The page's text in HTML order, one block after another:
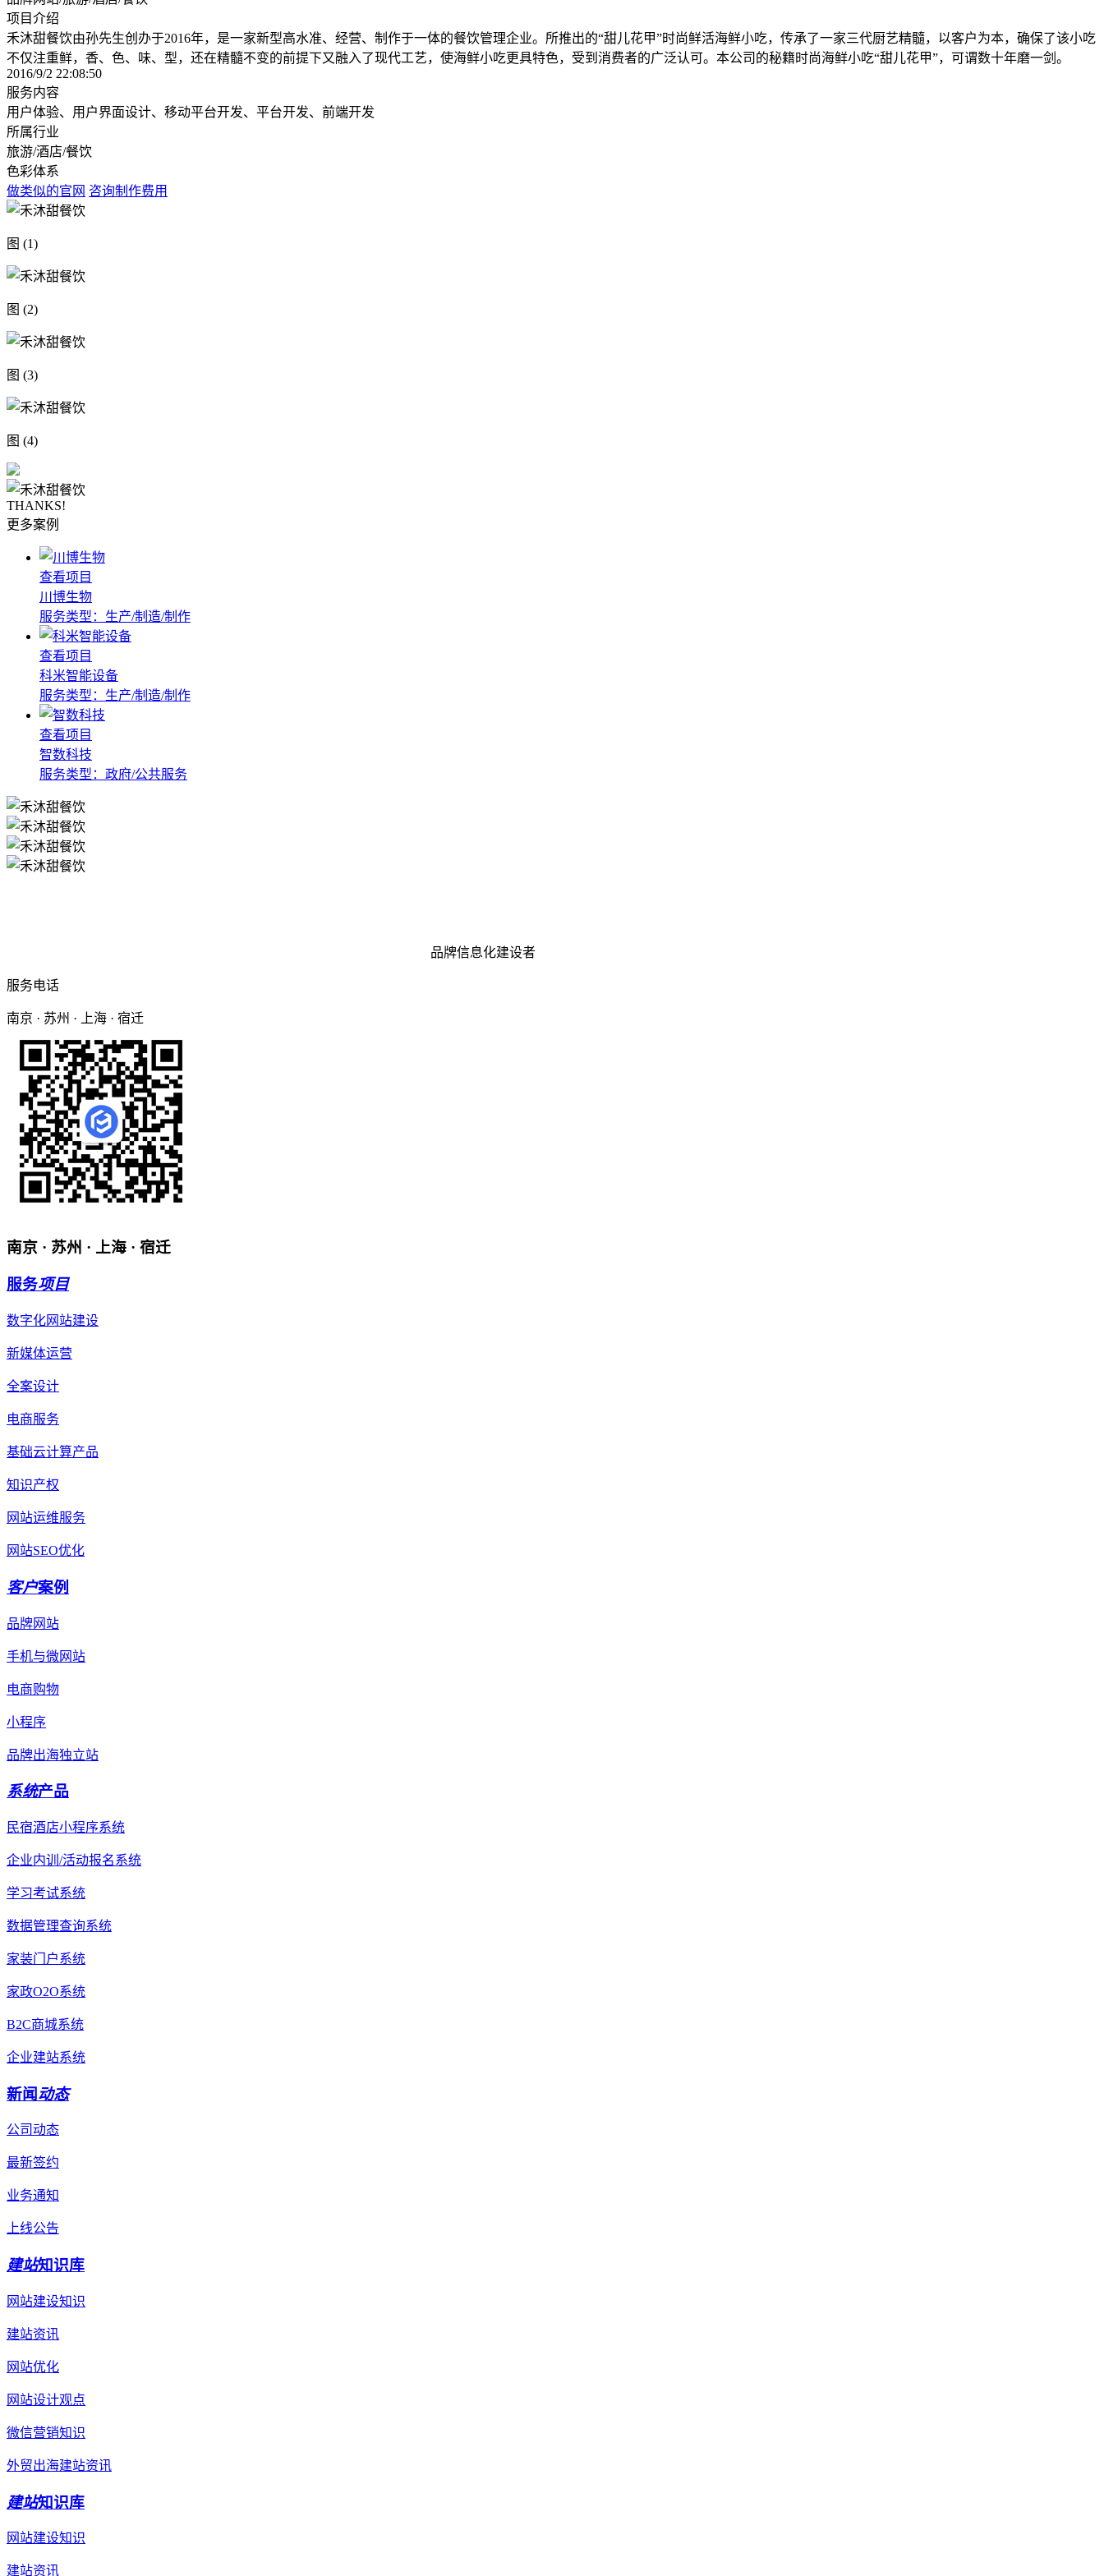
项目介绍
禾沐甜餐饮由孙先生创办于2016年，是一家新型高水准、经营、制作于一体的餐饮管理企业。所推出的“甜儿花甲”时尚鲜活海鲜小吃，传承了一家三代厨艺精髓，以客户为本，确保了该小吃
不仅注重鲜，香、色、味、型，还在精髓不变的前提下又融入了现代工艺，使海鲜小吃更具特色，受到消费者的广泛认可。本公司的秘籍时尚海鲜小吃“甜儿花甲”，可谓数十年磨一剑。
2016/9/2 22:08:50
服务内容
用户体验、用户界面设计、移动平台开发、平台开发、前端开发
所属行业
旅游/酒店/餐饮
色彩体系
做类似的官网 咨询制作费用
图 (1)
图 (2)
图 (3)
图 (4)
THANKS!
更多案例
查看项目
川博生物
服务类型：生产/制造/制作
查看项目
科米智能设备
服务类型：生产/制造/制作
查看项目
智数科技
服务类型：政府/公共服务
品牌信息化建设者
服务电话
南京 · 苏州 · 上海 · 宿迁
南京 · 苏州 · 上海 · 宿迁
服务项目
数字化网站建设
新媒体运营
全案设计
电商服务
基础云计算产品
知识产权
网站运维服务
网站SEO优化
客户案例
品牌网站
手机与微网站
电商购物
小程序
品牌出海独立站
系统产品
民宿酒店小程序系统
企业内训/活动报名系统
学习考试系统
数据管理查询系统
家装门户系统
家政O2O系统
B2C商城系统
企业建站系统
新闻动态
公司动态
最新签约
业务通知
上线公告
建站知识库
网站建设知识
建站资讯
网站优化
网站设计观点
微信营销知识
外贸出海建站资讯
建站知识库
网站建设知识
建站资讯